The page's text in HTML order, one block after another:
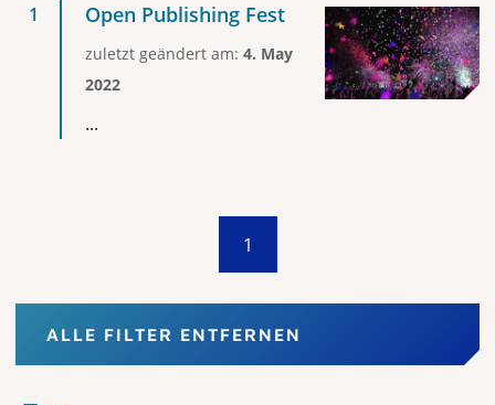
Open Publishing Fest
zuletzt geändert am: 4. May
2022
...
1
ALLE FILTER ENTFERNEN